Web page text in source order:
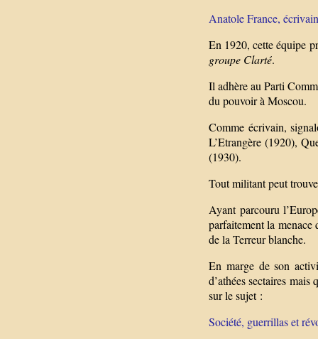
Anatole France,
En 1920, cette équipe
groupe Clarté.
Il adhère au Parti
du pouvoir à Moscou.
Comme écrivain,
L’Etrangère (1920),
(1930).
Tout militant peut
Ayant parcouru
parfaitement la
de la Terreur blanche.
En marge de son
d’athées sectaires
sur le sujet :
Société, guerrillas et